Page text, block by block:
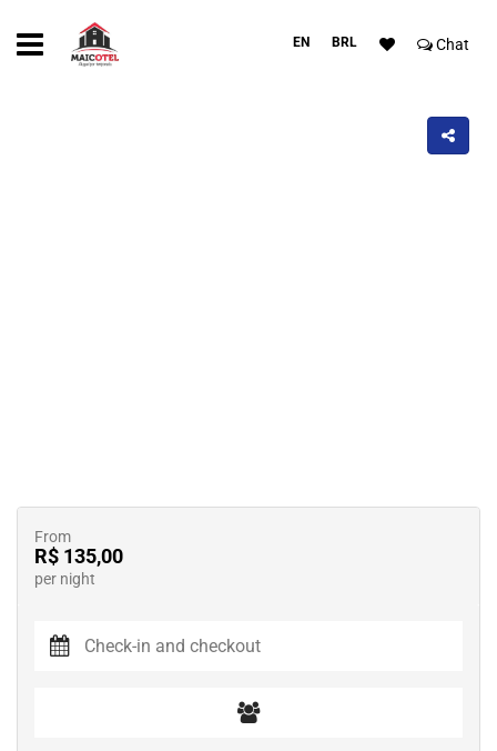
EN BRL Chat
From
R$ 135,00
per night